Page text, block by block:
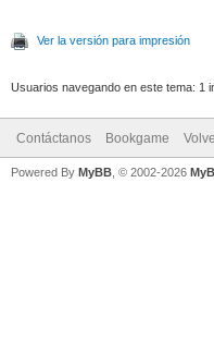
Ver la versión para impresión
Usuarios navegando en este tema: 1
Contáctanos Bookgame
Powered By MyBB , © 2002-2026